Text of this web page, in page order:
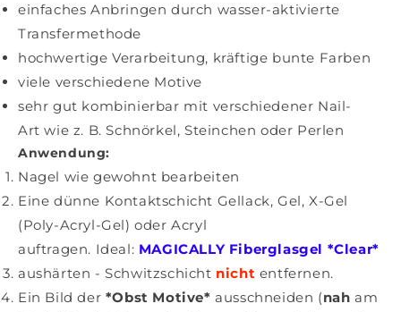
einfaches Anbringen durch wasser-aktivierte
Transfermethode
hochwertige Verarbeitung, kräftige bunte Farben
viele verschiedene Motive
sehr gut kombinierbar mit verschiedener Nail-
Art wie z. B. Schnörkel, Steinchen oder Perlen
Anwendung:
Nagel wie gewohnt bearbeiten
Eine dünne Kontaktschicht Gellack, Gel, X-Gel
(Poly-Acryl-Gel) oder Acryl
auftragen. Ideal: MAGICALLY Fiberglasgel *Clear*
aushärten - Schwitzschicht nicht entfernen.
Ein Bild der *Obst Motive*ausschneiden (nah am